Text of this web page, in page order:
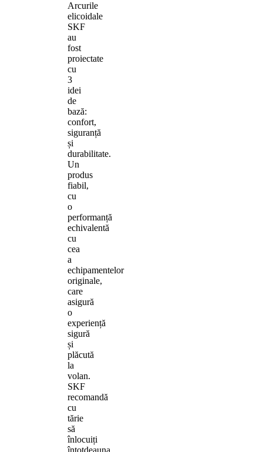
Arcurile
elicoidale
SKF
au
fost
proiectate
cu
3
idei
de
bază:
confort,
siguranță
și
durabilitate.
Un
produs
fiabil,
cu
o
performanță
echivalentă
cu
cea
a
echipamentelor
originale,
care
asigură
o
experiență
sigură
și
plăcută
la
volan.
SKF
recomandă
cu
tărie
să
înlocuiți
întotdeauna